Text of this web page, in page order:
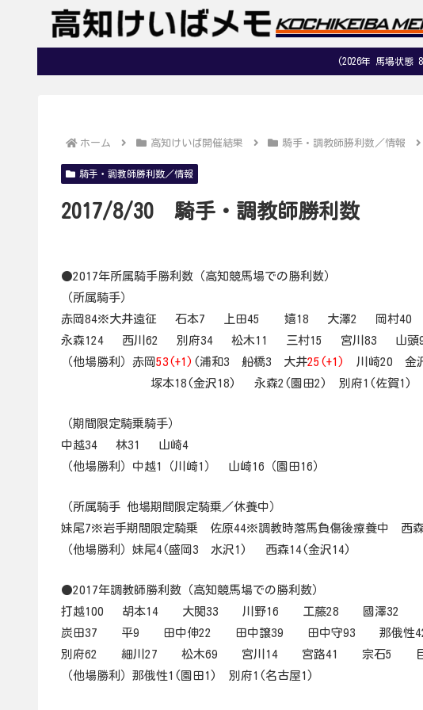
(2026年 馬場状
ホーム 高知けいば開催結果 騎手・調教師勝利数／情報
騎手・調教師勝利数／情報
2017/8/30 騎手・調教師勝利数
●2017年所属騎手勝利数（高知競馬場での勝利数）
（所属騎手）
赤岡84※大井遠征 石本7 上田45 嬉18 大澤2 岡村
永森124 西川62 別府34 松木11 三村15 宮川83 山頭
（他場勝利）赤岡 53(+1) (浦和3 船橋3 大井25(+1)
川崎20 金
塚本18(金沢18) 永森2(園田2) 別府1(佐賀1) 松
（期間限定騎乗騎手）
中越34 林31 山崎4
（他場勝利）中越1（川崎1） 山崎16（園田16）
（所属騎手 他場期間限定騎乗／休養中）
妹尾7※岩手期間限定騎乗 佐原44※調教時落馬負傷後療養中 西
（他場勝利）妹尾4(盛岡3 水沢1) 西森14(金沢14)
●2017年調教師勝利数（高知競馬場での勝利数）
打越100 胡本14 大関33 川野16 工藤28 國澤32
炭田37 平9 田中伸22 田中譲39 田中守93 那俄性
別府62 細川27 松木69 宮川14 宮路41 宗石5 目
（他場勝利）那俄性1(園田1) 別府1(名古屋1)